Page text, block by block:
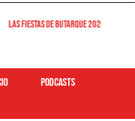
Las Fiestas de Butarque 2026
podcasts